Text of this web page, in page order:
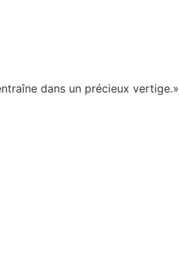
dans un précieux vertige.»